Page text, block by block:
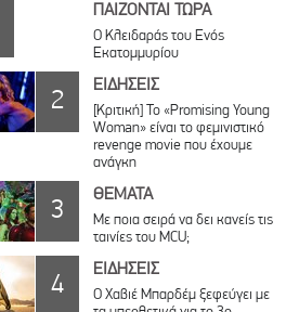
ΠΑΙΖΟΝΤΑΙ ΤΩΡΑ
Ο Κλειδαράς του Ενός
Εκατομμυρίου
2 ΕΙΔΗΣΕΙΣ
[Κριτική] Το «Promising Young
Woman» είναι το φεμινιστικό
revenge movie που έχουμε
ανάγκη
3 ΘΕΜΑΤΑ
Με ποια σειρά να δει κανείς τις
ταινίες του MCU;
4 ΕΙΔΗΣΕΙΣ
O Χαβιέ Μπαρδέμ ξεφεύγει με